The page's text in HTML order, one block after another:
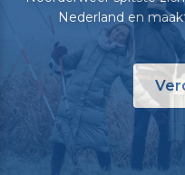
Nederland en